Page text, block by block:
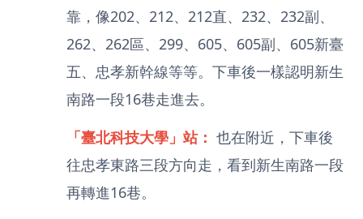
靠，像202、212、212直、232、232副、
262、262區、299、605、605副、605新臺
五、忠孝新幹線等等。下車後一樣認明新生
南路一段16巷走進去。
「臺北科技大學」站： 也在附近，下車後
往忠孝東路三段方向走，看到新生南路一段
再轉進16巷。